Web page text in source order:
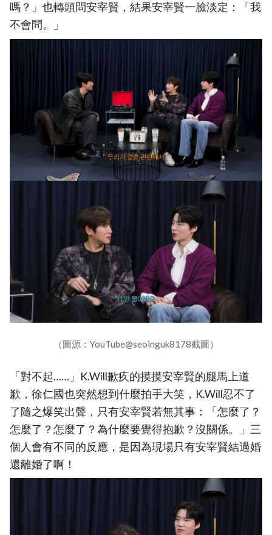
嗎？」也轉頭問安宰賢，結果安宰賢一臉淡定：「我
不會問。」
（圖源：YouTube@seoinguk8178截圖）
「對不起……」K.Will歉疚的摸摸安宰賢的腿馬上道
歉，徐仁國也突然想到什麼拍手大笑，K.Will忍不了
了隨之爆笑出聲，只有安宰賢若無其事：「怎麼了？
怎麼了？怎麼了？為什麼要覺得抱歉？沒關係。」三
個人會有不同的反應，是因為現場只有安宰賢結過婚
還離婚了啊！